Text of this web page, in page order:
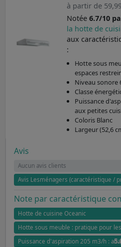
à partir de
Notée 6.7/10
la hotte de
aux
:
Hotte sous
espaces
Niveau sonore
Classe
Puissance
aux petites
Coloris Blanc
Largeur (52,6
Avis
Aucun avis clients
Avis Lesménagers (caractéristique /
Note par caractéristique
Hotte de cuisine Oceanic
Hotte sous meuble : pratique pour
Puissance d'aspiration 205 m3/h :